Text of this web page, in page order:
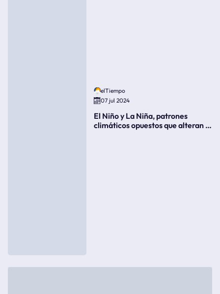
elTiempo
07 jul 2024
El Niño y La Niña, patrones
climáticos opuestos que alteran la